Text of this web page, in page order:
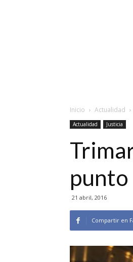
Inicio Actualidad
Actualidad Justicia
punto
21 abril, 2016
Compartir en